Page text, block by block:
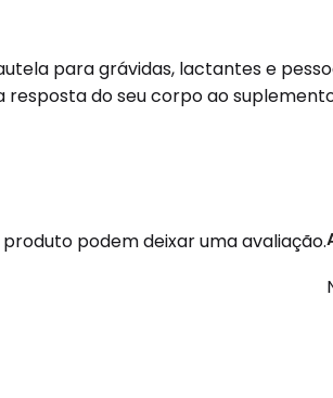
para grávidas, lactantes e
do seu corpo ao
podem deixar uma avaliação.